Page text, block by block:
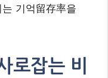
기억留存率을
로잡는 비